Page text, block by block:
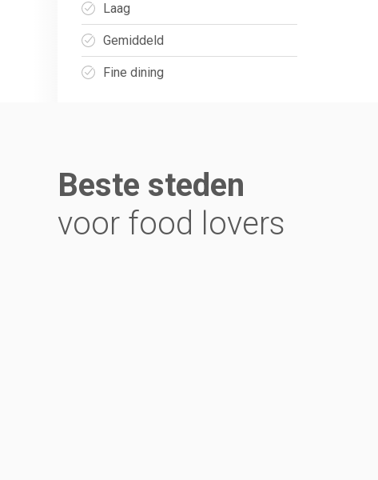
Laag
Gemiddeld
Fine dining
Beste steden
voor food lovers